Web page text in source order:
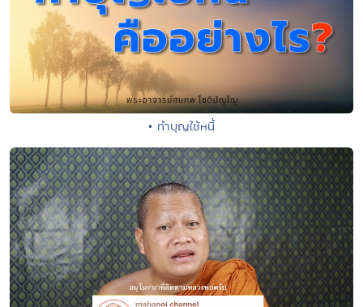
• ทำบุญใช้หนี้